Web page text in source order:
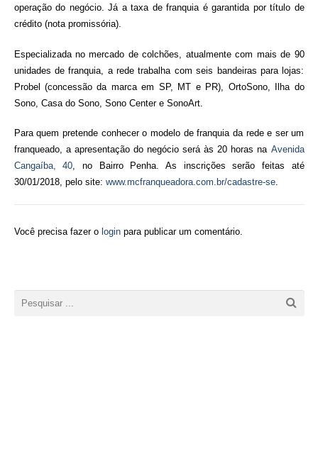
operação do negócio. Já a taxa de franquia é garantida por título de
crédito (nota promissória).
Especializada no mercado de colchões, atualmente com mais de 90
unidades de franquia, a rede trabalha com seis bandeiras para lojas:
Probel (concessão da marca em SP, MT e PR), OrtoSono, Ilha do
Sono, Casa do Sono, Sono Center e SonoArt.
Para quem pretende conhecer o modelo de franquia da rede e ser um
franqueado, a apresentação do negócio será às 20 horas na Avenida
Cangaíba, 40, no Bairro Penha. As inscrições serão feitas até
30/01/2018, pelo site: www.mcfranqueadora.com.br/cadastre-se.
Você precisa fazer o loginpara publicar um comentário.